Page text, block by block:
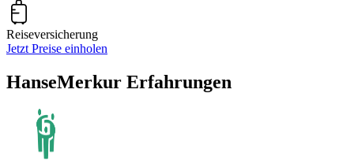
Reiseversicherung
Jetzt Preise einholen
HanseMerkur Erfahrungen